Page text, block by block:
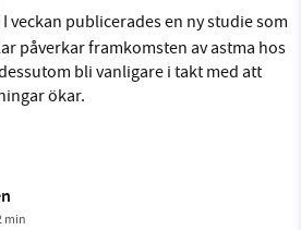
I veckan publicerades en ny studie som
påverkar framkomsten av astma hos
bli vanligare i takt med att
ökar.
min